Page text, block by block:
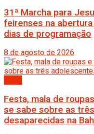
31ª Marcha para
feirenses na
dias de programação
8 de agosto de 2026
Festa, mala de
se sabe sobre as
desaparecidas na